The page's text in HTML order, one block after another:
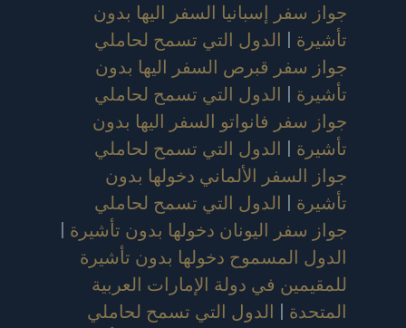
جواز سفر إسبانيا السفر اليها بدون
تأشيرة | الدول التي تسمح لحاملي
جواز سفر قبرص السفر اليها بدون
تأشيرة | الدول التي تسمح لحاملي
جواز سفر فانواتو السفر اليها بدون
تأشيرة | الدول التي تسمح لحاملي
جواز السفر الألماني دخولها بدون
تأشيرة | الدول التي تسمح لحاملي
جواز سفر اليونان دخولها بدون تأشيرة |
الدول المسموح دخولها بدون تأشيرة
للمقيمين في دولة الإمارات العربية
المتحدة | الدول التي تسمح لحاملي